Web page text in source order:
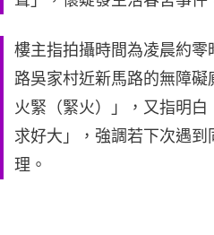
樓主指拍攝時間為凌晨約
路吳家村近新馬路的無障
火緊（緊火）」，又指明
求好大」，強調若下次遇
理。